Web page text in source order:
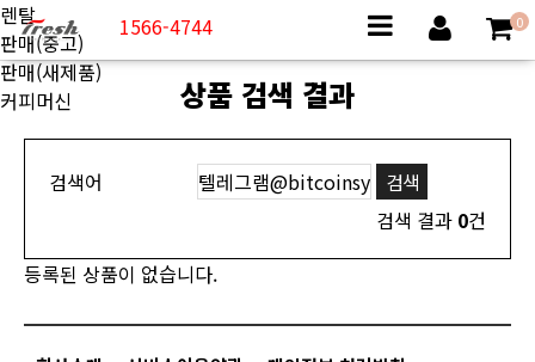
1566-4744
렌탈
판매(중고)
판매(새제품)
커피머신
0
상품 검색 결과
검색어
검색 결과 0건
등록된 상품이 없습니다.